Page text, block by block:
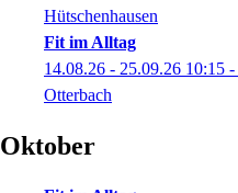
Hütschenhausen
Fit im Alltag
14.08.26 - 25.09.26 10:15 -
Otterbach
Oktober